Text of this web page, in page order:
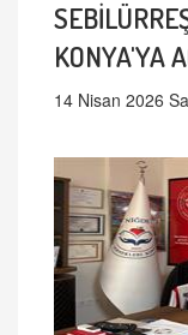
KONYA'YA
14 Nisan 2026